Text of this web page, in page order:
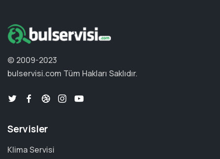
© 2009-2023
bulservisi.com Tüm Hakları Saklıdır.
Servisler
Klima Servisi